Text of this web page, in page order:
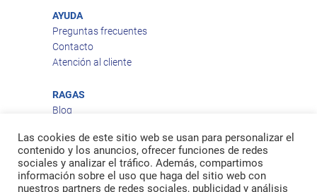
AYUDA
Preguntas frecuentes
Contacto
Atención al cliente
RAGAS
Blog
Política de privacidad
Política de cookies
Política de envío
Política de devoluciones
Las cookies de este sitio web se usan para personalizar el
contenido y los anuncios, ofrecer funciones de redes
sociales y analizar el tráfico. Además, compartimos
información sobre el uso que haga del sitio web con
nuestros partners de redes sociales, publicidad y análisis